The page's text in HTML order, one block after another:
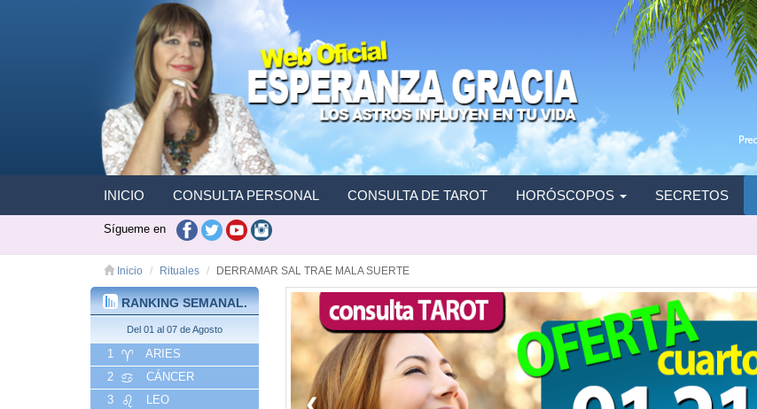
INICIO CONSULTA PERSONAL CONSULTA DE TAROT HORÓSCOPOS SECRETOS
Sígueme en
Inicio Rituales DERRAMAR SAL TRAE MALA SUERTE
RANKING SEMANAL.
Del 01 al 07 de Agosto
1
ARIES
2
CÁNCER
3
LEO
❮